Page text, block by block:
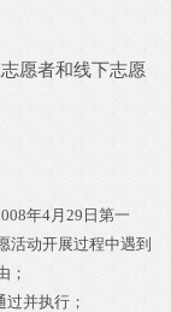
愿者和线下志愿
年4月29日第一
活动开展过程中遇到
；
并执行；